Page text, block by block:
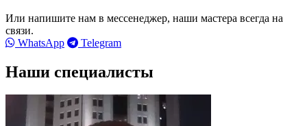
Или напишите нам в мессенеджер, наши мастера всегда на
связи.
WhatsApp
Telegram
Наши специалисты